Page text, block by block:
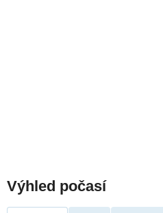
Výhled počasí